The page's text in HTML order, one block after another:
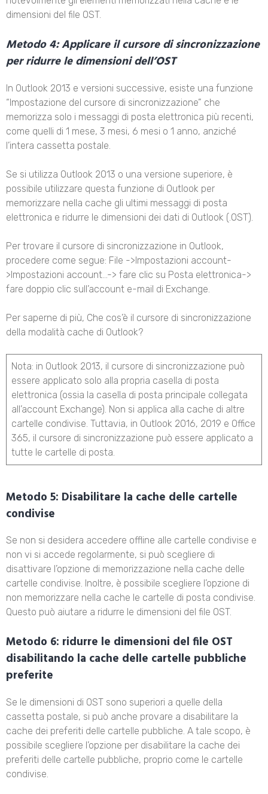
dimensioni del file OST.
Metodo 4: Applicare il cursore di sincronizzazione
per ridurre le dimensioni dell’OST
In Outlook 2013 e versioni successive, esiste una funzione
“Impostazione del cursore di sincronizzazione” che
memorizza solo i messaggi di posta elettronica più recenti,
come quelli di 1 mese, 3 mesi, 6 mesi o 1 anno, anziché
l’intera cassetta postale.
Se si utilizza Outlook 2013 o una versione superiore, è
possibile utilizzare questa funzione di Outlook per
memorizzare nella cache gli ultimi messaggi di posta
elettronica e ridurre le dimensioni dei dati di Outlook (.OST).
Per trovare il cursore di sincronizzazione in Outlook,
procedere come segue: File ->Impostazioni account-
>Impostazioni account…-> fare clic su Posta elettronica->
fare doppio clic sull’account e-mail di Exchange.
Per saperne di più, Che cos’è il cursore di sincronizzazione
della modalità cache di Outlook?
Nota: in Outlook 2013, il cursore di sincronizzazione può
essere applicato solo alla propria casella di posta
elettronica (ossia la casella di posta principale collegata
all’account Exchange). Non si applica alla cache di altre
cartelle condivise. Tuttavia, in Outlook 2016, 2019 e Office
365, il cursore di sincronizzazione può essere applicato a
tutte le cartelle di posta.
Metodo 5: Disabilitare la cache delle cartelle
condivise
Se non si desidera accedere offline alle cartelle condivise e
non vi si accede regolarmente, si può scegliere di
disattivare l’opzione di memorizzazione nella cache delle
cartelle condivise. Inoltre, è possibile scegliere l’opzione di
non memorizzare nella cache le cartelle di posta condivise.
Questo può aiutare a ridurre le dimensioni del file OST.
Metodo 6: ridurre le dimensioni del file OST
disabilitando la cache delle cartelle pubbliche
preferite
Se le dimensioni di OST sono superiori a quelle della
cassetta postale, si può anche provare a disabilitare la
cache dei preferiti delle cartelle pubbliche. A tale scopo, è
possibile scegliere l’opzione per disabilitare la cache dei
preferiti delle cartelle pubbliche, proprio come le cartelle
condivise.